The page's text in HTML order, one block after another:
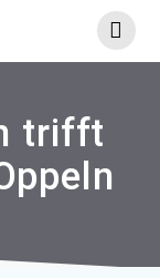
trifft